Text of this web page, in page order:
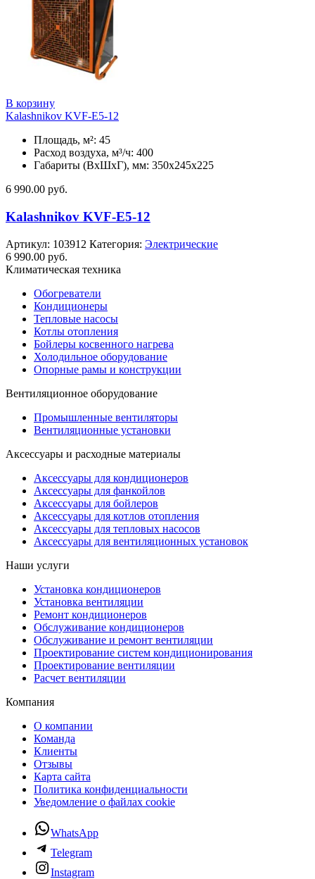
В корзину
Kalashnikov KVF-E5-12
Площадь, м²: 45
Расход воздуха, м³/ч: 400
Габариты (ВхШхГ), мм: 350x245x225
6 990.00 руб.
Kalashnikov KVF-E5-12
Артикул: 103912 Категория: Электрические
6 990.00 руб.
Климатическая техника
Обогреватели
Кондиционеры
Тепловые насосы
Котлы отопления
Бойлеры косвенного нагрева
Холодильное оборудование
Опорные рамы и конструкции
Вентиляционное оборудование
Промышленные вентиляторы
Вентиляционные установки
Аксессуары и расходные материалы
Аксессуары для кондиционеров
Аксессуары для фанкойлов
Аксессуары для бойлеров
Аксессуары для котлов отопления
Аксессуары для тепловых насосов
Аксессуары для вентиляционных установок
Наши услуги
Установка кондиционеров
Установка вентиляции
Ремонт кондиционеров
Обслуживание кондиционеров
Обслуживание и ремонт вентиляции
Проектирование систем кондиционирования
Проектирование вентиляции
Расчет вентиляции
Компания
О компании
Команда
Клиенты
Отзывы
Карта сайта
Политика конфиденциальности
Уведомление о файлах cookie
WhatsApp
Telegram
Instagram